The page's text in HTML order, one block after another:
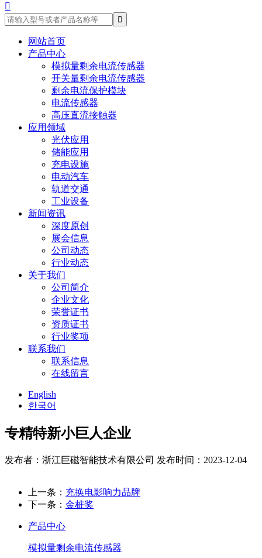

网站首页
产品中心
模拟量剩余电流传感器
开关量剩余电流传感器
剩余电流保护模块
电流传感器
高压直流接触器
应用领域
光伏应用
储能应用
充电设施
电动汽车
轨道交通
工业设备
新闻资讯
深度原创
展会信息
公司动态
行业动态
关于我们
公司简介
企业文化
荣誉证书
资质证书
行业奖项
联系我们
联系信息
在线留言
English
한국어
专精特新小巨人企业
发布者：浙江巨磁智能技术有限公司 发布时间：2023-12-04
上一条： 充换电影响力品牌
下一条： 金桩奖
产品中心
模拟量剩余电流传感器